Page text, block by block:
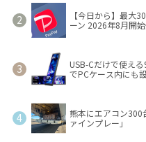
【今日から】最大
ーン 2026年8月開
USB-Cだけで使え
でPCケース内にも
熊本にエアコン300
ァインプレー」